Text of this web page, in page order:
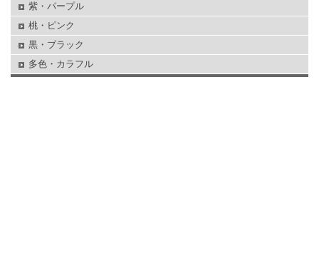
紫・パープル
桃・ピンク
黒・ブラック
多色・カラフル